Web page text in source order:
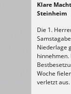
Klare
Steinheim
Die 1.
Niederlage
Woche
verletzt aus.